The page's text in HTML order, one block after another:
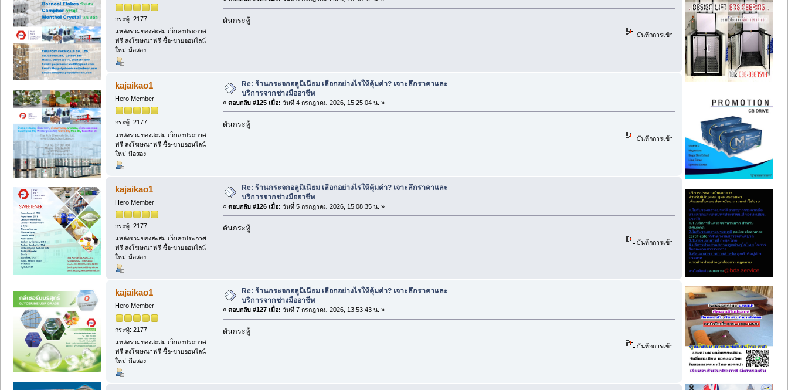
กระทู้: 2177
แหล่งรวมของสะสม เว็บลงประกาศ
ฟรี ลงโฆษณาฟรี ซื้อ-ขายออนไลน์
ใหม่-มือสอง
ดันกระทู้
บันทึกการเข้า
kajaikao1
Hero Member
กระทู้: 2177
แหล่งรวมของสะสม เว็บลงประกาศ
ฟรี ลงโฆษณาฟรี ซื้อ-ขายออนไลน์
ใหม่-มือสอง
Re: ร้านกระจกอลูมิเนียม เลือกอย่างไรให้คุ้มค่า? เจาะลึกราคาและ
บริการจากช่างมืออาชีพ
« ตอบกลับ #125 เมื่อ: วันที่ 4 กรกฎาคม 2026, 15:25:04 น. »
ดันกระทู้
บันทึกการเข้า
kajaikao1
Hero Member
กระทู้: 2177
แหล่งรวมของสะสม เว็บลงประกาศ
ฟรี ลงโฆษณาฟรี ซื้อ-ขายออนไลน์
ใหม่-มือสอง
Re: ร้านกระจกอลูมิเนียม เลือกอย่างไรให้คุ้มค่า? เจาะลึกราคาและ
บริการจากช่างมืออาชีพ
« ตอบกลับ #126 เมื่อ: วันที่ 5 กรกฎาคม 2026, 15:08:35 น. »
ดันกระทู้
บันทึกการเข้า
kajaikao1
Hero Member
กระทู้: 2177
แหล่งรวมของสะสม เว็บลงประกาศ
ฟรี ลงโฆษณาฟรี ซื้อ-ขายออนไลน์
ใหม่-มือสอง
Re: ร้านกระจกอลูมิเนียม เลือกอย่างไรให้คุ้มค่า? เจาะลึกราคาและ
บริการจากช่างมืออาชีพ
« ตอบกลับ #127 เมื่อ: วันที่ 7 กรกฎาคม 2026, 13:53:43 น. »
ดันกระทู้
บันทึกการเข้า